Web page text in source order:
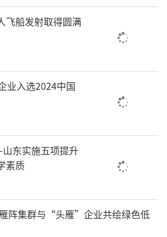
飞船发射取得圆满
业入选2024中国
东实施五项提升
素质
阵集群与“头雁”企业共绘绿色低